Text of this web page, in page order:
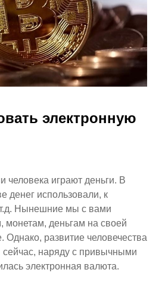
электронную
человека играют деньги. В
денег использовали, к
Нынешние мы с вами
монетам, деньгам на своей
Однако, развитие человечества
сейчас, наряду с привычными
электронная валюта.